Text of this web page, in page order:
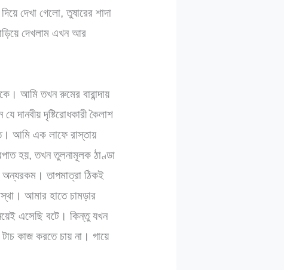
দেখা গেলো, তুষারের শাদা
দেখলাম এখন আর
আমি তখন রুমের বারান্দায়
দানবীয় দৃষ্টিরোধকারী কৈলাশ
আমি এক লাফে রাস্তায়
হয়, তখন তুলনামূলক ঠাণ্ডা
অন্যরকম। তাপমাত্রা ঠিকই
আমার হাতে চামড়ার
এসেছি বটে। কিন্তু যখন
কাজ করতে চায় না। গায়ে